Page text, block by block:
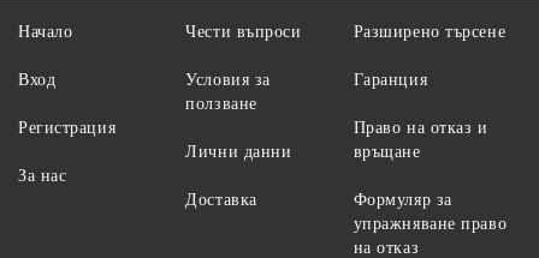
Начало
Вход
Регистрация
За нас
Чести въпроси
Условия за
ползване
Лични данни
Доставка
Разширено търсене
Гаранция
Право на отказ и
връщане
Формуляр за
упражняване право
на отказ